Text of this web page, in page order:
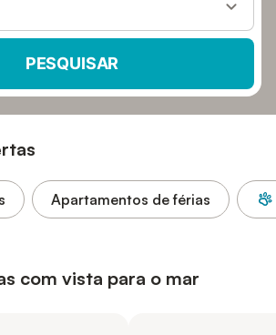
PESQUISAR
Apartamentos de férias
com vista para o mar